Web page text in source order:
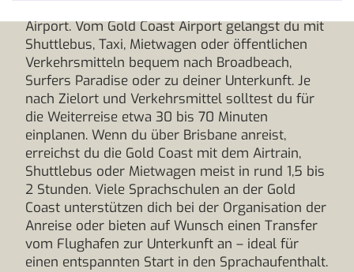
Airport. Vom Gold Coast Airport gelangst du mit
Shuttlebus, Taxi, Mietwagen oder öffentlichen
Verkehrsmitteln bequem nach Broadbeach,
Surfers Paradise oder zu deiner Unterkunft. Je
nach Zielort und Verkehrsmittel solltest du für
die Weiterreise etwa 30 bis 70 Minuten
einplanen. Wenn du über Brisbane anreist,
erreichst du die Gold Coast mit dem Airtrain,
Shuttlebus oder Mietwagen meist in rund 1,5 bis
2 Stunden. Viele Sprachschulen an der Gold
Coast unterstützen dich bei der Organisation der
Anreise oder bieten auf Wunsch einen Transfer
vom Flughafen zur Unterkunft an – ideal für
einen entspannten Start in den Sprachaufenthalt.